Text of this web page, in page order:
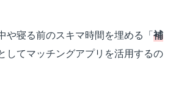
や寝る前のスキマ時間を埋める「補
してマッチングアプリを活用するの